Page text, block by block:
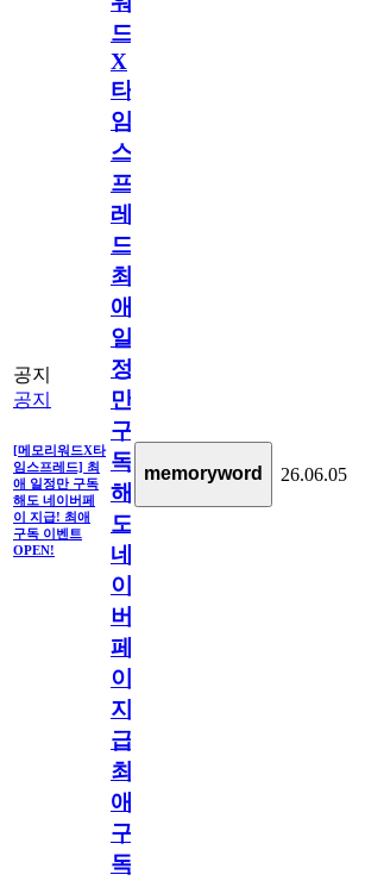
공지
공지
[메모리워드X타
임스프레드] 최
애 일정만 구독
해도 네이버페
이 지급! 최애
구독 이벤트
OPEN!
드
X
타
임
스
프
레
드]
최
애
일
정
만
구
독
해
도
네
이
버
페
이
지
급!
최
애
구
독
memoryword 26.06.05